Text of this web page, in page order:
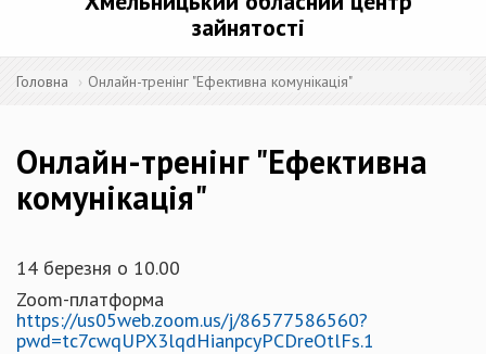
зайнятості
Головна Онлайн-тренінг "Ефективна комунікація"
Онлайн-тренінг "Ефективна
комунікація"
14 березня о 10.00
Zoom-платформа
https://us05web.zoom.us/j/86577586560?
pwd=tc7cwqUPX3lqdHianpcyPCDreOtlFs.1